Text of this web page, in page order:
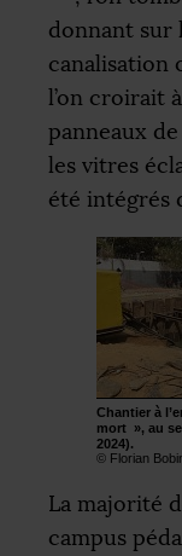
donnant sur
canalisation
l’on croirait
panneaux
les vitres
été intégrés
Chantier à
mort », au
2024).
© Florian
La majorité
campus